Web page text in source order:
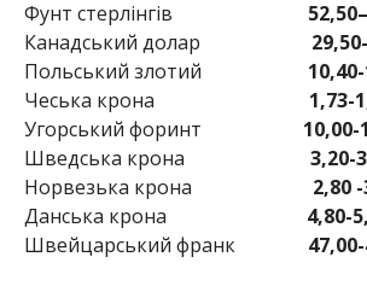
Фунт стерлінгів
Канадський долар
Польський злотий
Чеська крона
1,73-
Угорський форинт 10,00-
Шведська крона 3,20-
Норвезька крона 2,80
Данська крона 4,80-
Швейцарський франк